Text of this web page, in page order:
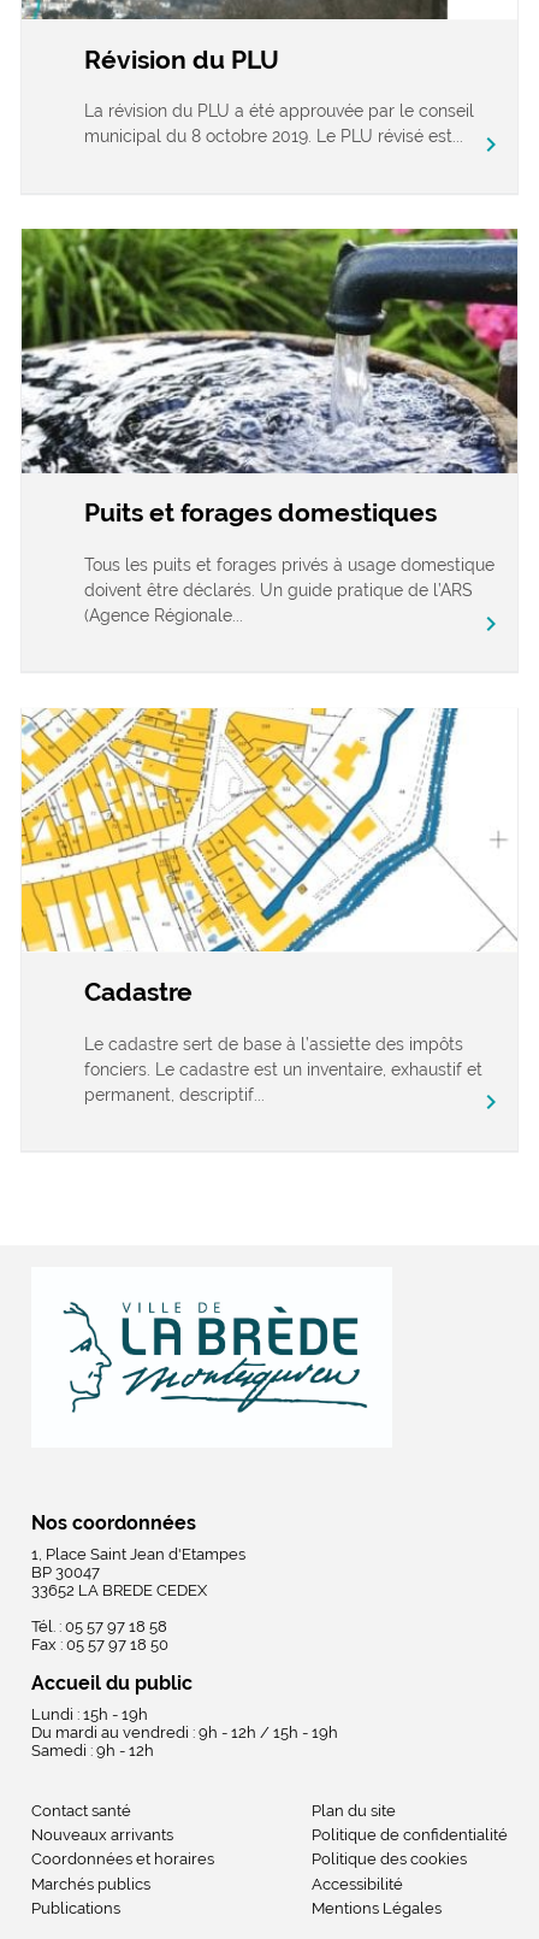
Révision du PLU
La révision du PLU a été approuvée par le conseil
municipal du 8 octobre 2019. Le PLU révisé est...
chevron_right
Puits et forages domestiques
Tous les puits et forages privés à usage domestique
doivent être déclarés. Un guide pratique de l’ARS
(Agence Régionale...
chevron_right
Cadastre
Le cadastre sert de base à l’assiette des impôts
fonciers. Le cadastre est un inventaire, exhaustif et
permanent, descriptif...
chevron_right
Nos coordonnées
1, Place Saint Jean d'Etampes
BP 30047
33652 LA BREDE CEDEX
Tél. : 05 57 97 18 58
Fax : 05 57 97 18 50
Accueil du public
Lundi : 15h - 19h
Du mardi au vendredi : 9h - 12h / 15h - 19h
Samedi : 9h - 12h
Contact santé
Nouveaux arrivants
Coordonnées et horaires
Marchés publics
Publications
Plan du site
Politique de confidentialité
Politique des cookies
Accessibilité
Mentions Légales